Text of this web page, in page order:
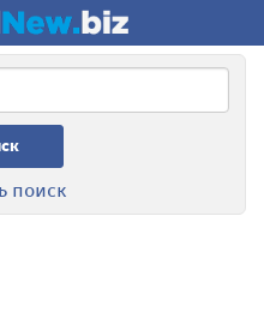
поиск